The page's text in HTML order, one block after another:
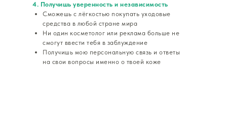
4. Получишь уверенность и независимость
Сможешь с лёгкостью покупать уходовые
средства в любой стране мира
Ни один косметолог или реклама больше не
смогут ввести тебя в заблуждение
Получишь мою персональную связь и ответы
на свои вопросы именно о твоей коже